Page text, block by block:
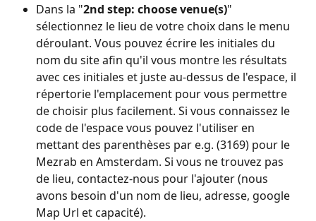
Dans la "2nd step: choose venue(s)"
sélectionnez le lieu de votre choix dans le menu
déroulant. Vous pouvez écrire les initiales du
nom du site afin qu'il vous montre les résultats
avec ces initiales et juste au-dessus de l'espace, il
répertorie l'emplacement pour vous permettre
de choisir plus facilement. Si vous connaissez le
code de l'espace vous pouvez l'utiliser en
mettant des parenthèses par e.g. (3169) pour le
Mezrab en Amsterdam. Si vous ne trouvez pas
de lieu, contactez-nous pour l'ajouter (nous
avons besoin d'un nom de lieu, adresse, google
Map Url et capacité).